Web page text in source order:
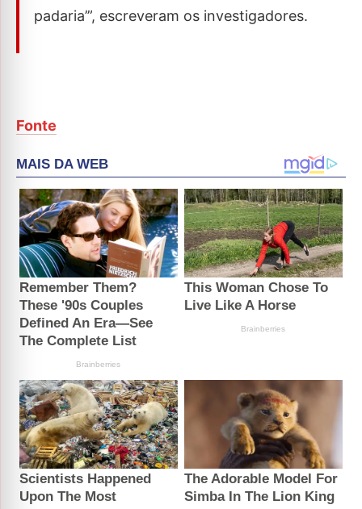
padaria’”, escreveram os investigadores.
Fonte